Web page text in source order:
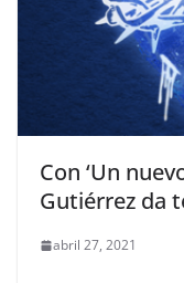
Con ‘Un
Gutiérrez da
abril 27, 2021